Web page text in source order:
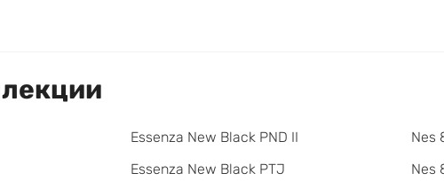
Essenza New Black PND II
Essenza New Black PTJ
Nes
Nes